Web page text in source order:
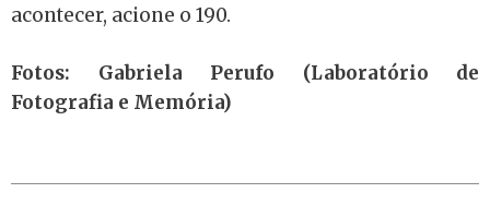
acontecer, acione o 190.
Fotos: Gabriela Perufo (Laboratório de
Fotografia e Memória)